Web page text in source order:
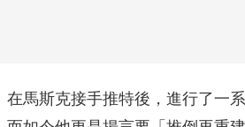
在馬斯克接手推特後，進行了一